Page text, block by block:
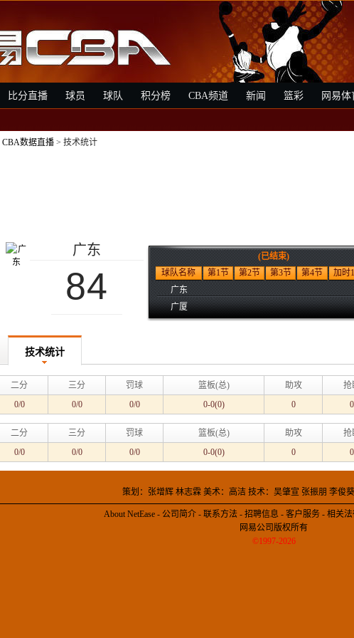
比分直播 球员 球队 积分榜 CBA频道 新闻 篮彩 网易体
CBA数据直播 > 技术统计
广东
84
(已结束)
球队名称
第1节 第2节 第3节 第4节 加时1
广东
广厦
技术统计
二分 三分 罚球 篮板(总) 助攻 抢
0/0 0/0 0/0 0-0(0) 0 0
二分 三分 罚球 篮板(总) 助攻 抢
0/0 0/0 0/0 0-0(0) 0 0
策划：张增辉 林志霖 美术：高洁 技术：吴肇宣 张振朋 李俊
About NetEase - 公司简介 - 联系方法 - 招聘信息 - 客户服务 - 相关
网易公司版权所有
©1997-2026